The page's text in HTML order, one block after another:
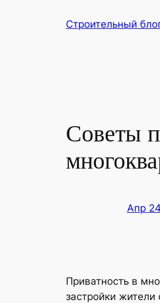
Строительный
Советы
Апр
Приватность в
застройки